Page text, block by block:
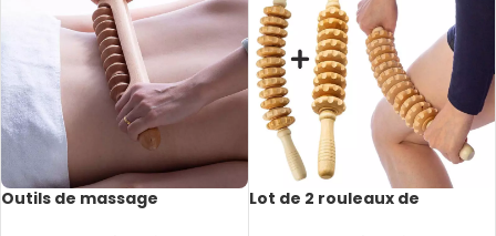
Outils de massage
Lot de 2 rouleaux de